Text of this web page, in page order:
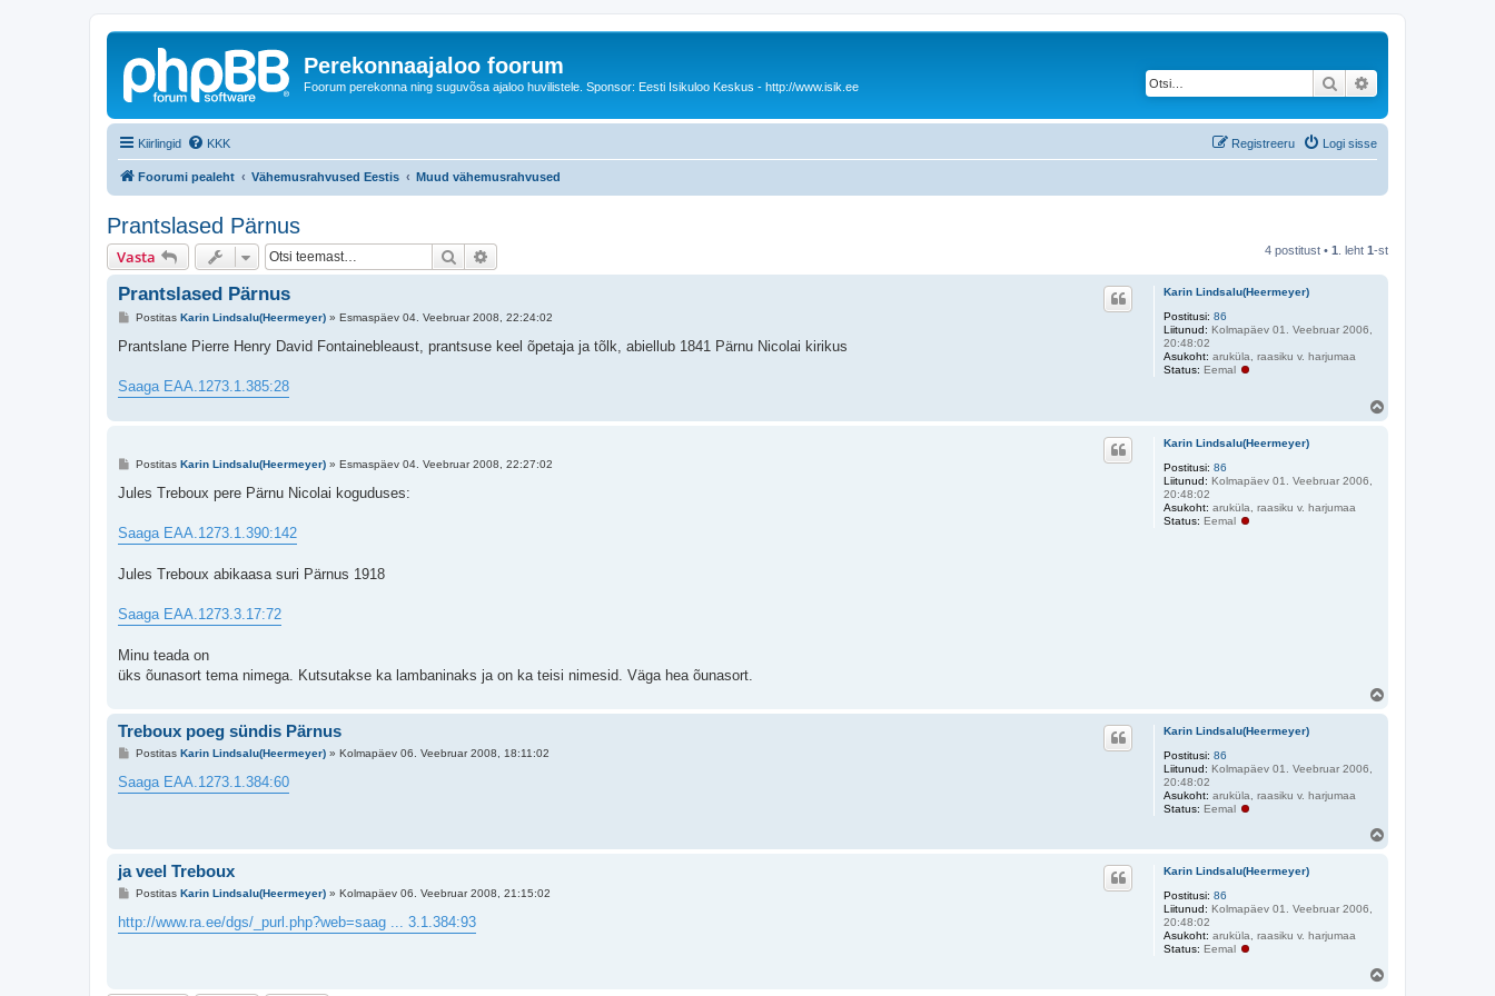
Perekonnaajaloo foorum
Foorum perekonna ning suguvõsa ajaloo huvilistele. Sponsor: Eesti Isikuloo Keskus - http://www.isik.ee Otsi
Kiirlingid KKK Logi sisse
Registreeru
Foorumi pealeht Vähemusrahvused Eestis Muud vähemusrahvused
Prantslased Pärnus
Vasta Otsi 4 postitust • 1 . leht 1-st
Karin Lindsalu(Heermeyer)
Postitusi: 86
Liitunud: Kolmapäev 01. Veebruar 2006,
20:48:02
Asukoht: aruküla, raasiku v. harjumaa
Status: Eemal
Prantslased Pärnus
P
s
t
u
Postitas Karin Lindsalu(Heermeyer)» Esmaspäev 04. Veebruar 2008, 22:24:02
Prantslane Pierre Henry David Fontainebleaust, prantsuse keel õpetaja ja tõlk, abiellub 1841 Pärnu Nicolai kirikus
Saaga EAA.1273.1.385:28
Karin Lindsalu(Heermeyer)
Postitusi: 86
Liitunud: Kolmapäev 01. Veebruar 2006,
20:48:02
Asukoht: aruküla, raasiku v. harjumaa
Status: Eemal
P
s
t
u
Postitas Karin Lindsalu(Heermeyer)» Esmaspäev 04. Veebruar 2008, 22:27:02
Jules Treboux pere Pärnu Nicolai koguduses:
Saaga EAA.1273.1.390:142
Jules Treboux abikaasa suri Pärnus 1918
Saaga EAA.1273.3.17:72
Minu teada on
üks õunasort tema nimega. Kutsutakse ka lambaninaks ja on ka teisi nimesid. Väga hea õunasort.
Karin Lindsalu(Heermeyer)
Postitusi: 86
Liitunud: Kolmapäev 01. Veebruar 2006,
20:48:02
Asukoht: aruküla, raasiku v. harjumaa
Status: Eemal
Treboux poeg sündis Pärnus
P
s
t
Postitas Karin Lindsalu(Heermeyer)» Kolmapäev 06. Veebruar 2008, 18:11:02
Saaga EAA.1273.1.384:60
Karin Lindsalu(Heermeyer)
Postitusi: 86
Liitunud: Kolmapäev 01. Veebruar 2006,
20:48:02
Asukoht: aruküla, raasiku v. harjumaa
Status: Eemal
ja veel Treboux
P
s
t
Postitas Karin Lindsalu(Heermeyer)» Kolmapäev 06. Veebruar 2008, 21:15:02
http://www.ra.ee/dgs/_purl.php?web=saag ... 3.1.384:93